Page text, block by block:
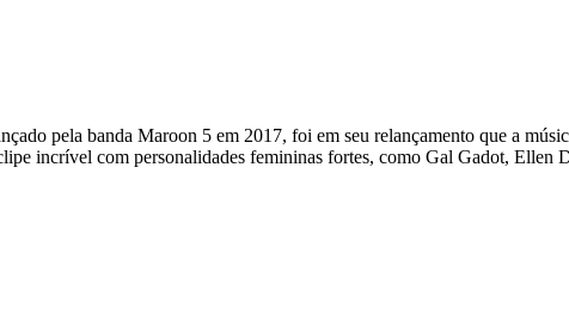
pela banda Maroon 5 em 2017, foi em seu relançamento que a
incrível com personalidades femininas fortes, como Gal Gadot,